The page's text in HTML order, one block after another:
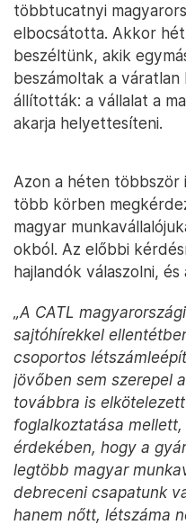
többtucatnyi
elbocsátotta. Akkor
beszéltünk, akik
beszámoltak a váratlan
állították: a vállalat a
akarja helyettesíteni.
Azon a héten többször
több körben
magyar
okból. Az előbbi
hajlandók válaszolni,
„A CATL
sajtóhírekkel
csoportos
jövőben sem szerepel
továbbra is
foglalkoztatása
érdekében, hogy a
legtöbb magyar
debreceni csapatunk
hanem nőtt, létszáma